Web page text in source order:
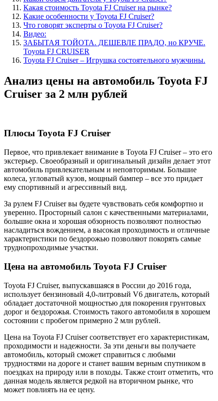
Какая стоимость Toyota FJ Cruiser на рынке?
Какие особенности у Toyota FJ Cruiser?
Что говорят эксперты о Toyota FJ Cruiser?
Видео:
ЗАБЫТАЯ ТОЙОТА. ДЕШЕВЛЕ ПРАДО, но КРУЧЕ.
Toyota FJ CRUISER
Toyota FJ Cruiser – Игрушка состоятельного мужчины.
Анализ цены на автомобиль Toyota FJ
Cruiser за 2 млн рублей
Плюсы Toyota FJ Cruiser
Первое, что привлекает внимание в Toyota FJ Cruiser – это его
экстерьер. Своеобразный и оригинальный дизайн делает этот
автомобиль привлекательным и неповторимым. Большие
колеса, угловатый кузов, мощный бампер – все это придает
ему спортивный и агрессивный вид.
За рулем FJ Cruiser вы будете чувствовать себя комфортно и
уверенно. Просторный салон с качественными материалами,
большие окна и хорошая обзорность позволяют полностью
насладиться вождением, а высокая проходимость и отличные
характеристики по бездорожью позволяют покорять самые
труднопроходимые участки.
Цена на автомобиль Toyota FJ Cruiser
Toyota FJ Cruiser, выпускавшаяся в России до 2016 года,
использует бензиновый 4,0-литровый V6 двигатель, который
обладает достаточной мощностью для покорения грунтовых
дорог и бездорожья. Стоимость такого автомобиля в хорошем
состоянии с пробегом примерно 2 млн рублей.
Цена на Toyota FJ Cruiser соответствует его характеристикам,
проходимости и надежности. За эти деньги вы получаете
автомобиль, который сможет справиться с любыми
трудностями на дороге и станет вашим верным спутником в
поездках на природу или в походы. Также стоит отметить, что
данная модель является редкой на вторичном рынке, что
может повлиять на ее цену.